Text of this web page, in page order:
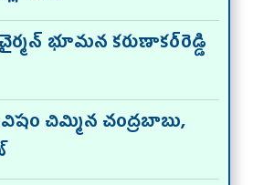
భూమన కరుణాకర్‌రెడ్డి
విషం చిమ్మిన చంద్రబాబు,